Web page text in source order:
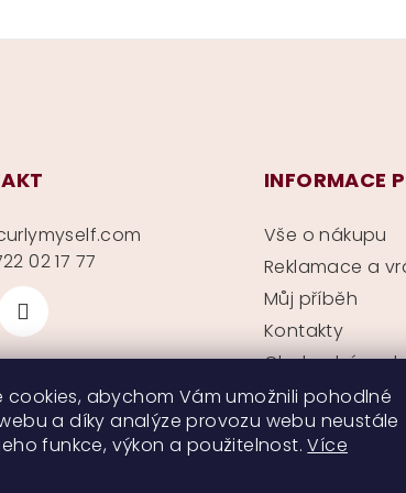
cookies, abychom Vám umožnili pohodlné
a díky analýze provozu webu neustále
funkce, výkon a použitelnost.Více
02 17 77
INFORMACE
Vše o nákupu
Reklamace a
Můj příběh
Kontakty
Obchodní
Ochrana